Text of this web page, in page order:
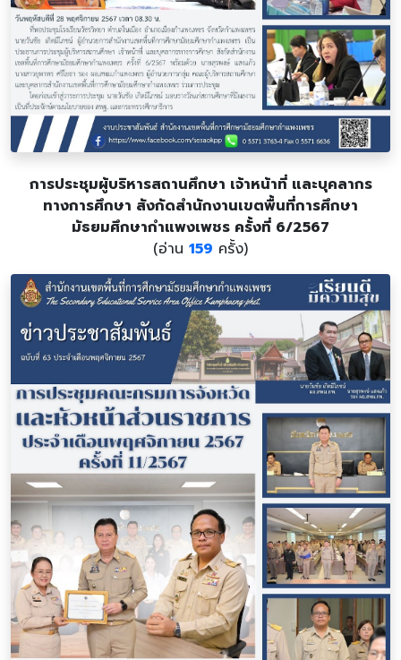
การประชุมผู้บริหารสถานศึกษา เจ้าหน้าที่ และบุคลากร
ทางการศึกษา สังกัดสำนักงานเขตพื้นที่การศึกษา
มัธยมศึกษากำแพงเพชร ครั้งที่ 6/2567
(อ่าน 159 ครั้ง)